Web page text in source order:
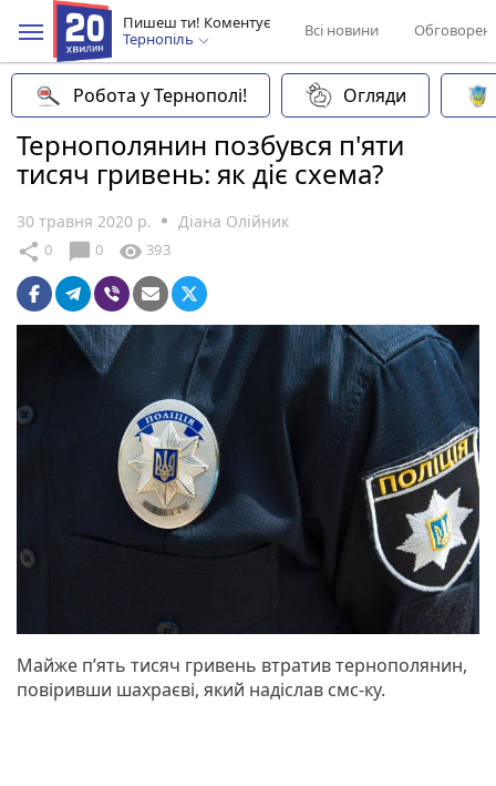
Пишеш ти! Коментує
Тернопіль
Всі новини
Робота у Тернополі! Огляди
Тернополянин позбувся п'яти
тисяч гривень: як діє схема?
30 травня 2020 р. Діана Олійник
share 0 chat_bubble 0 visibility 393
Майже п’ять тисяч гривень втратив тернополянин,
повіривши шахраєві, який надіслав смс-ку.